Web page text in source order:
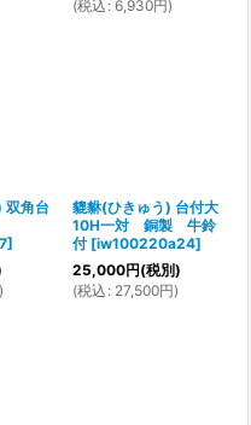
(税込 : 6,930円)
双角台
]
)
貔貅(ひきゅう) 台付大
10H一対 銅製 牛鈴
付 [iw100220a24]
25,000円(税別)
(税込 : 27,500円)